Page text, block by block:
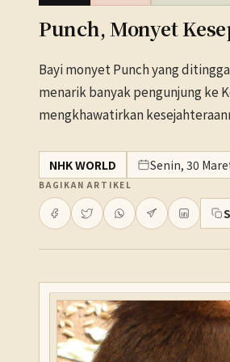
Punch, Monyet
Bayi monyet Punch yang
menarik banyak pengunjung ke
mengkhawatirkan
NHK WORLD Senin, 30
BAGIKAN ARTIKEL